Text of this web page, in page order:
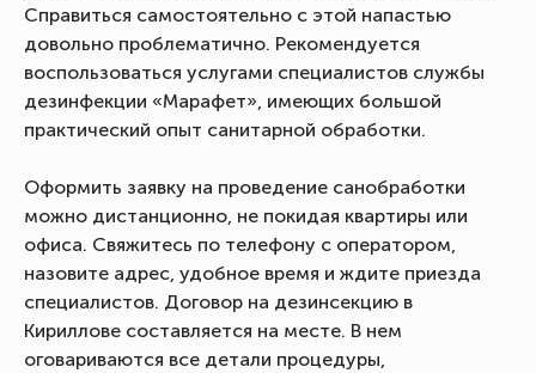
Справиться самостоятельно с этой напастью
довольно проблематично. Рекомендуется
воспользоваться услугами специалистов службы
дезинфекции «Марафет», имеющих большой
практический опыт санитарной обработки.
Оформить заявку на проведение санобработки
можно дистанционно, не покидая квартиры или
офиса. Свяжитесь по телефону с оператором,
назовите адрес, удобное время и ждите приезда
специалистов. Договор на дезинсекцию в
Кириллове составляется на месте. В нем
оговариваются все детали процедуры,